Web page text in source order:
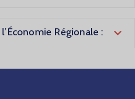
Régionale :